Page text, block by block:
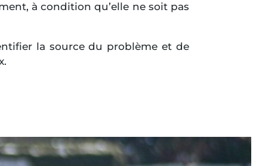
à condition qu’elle ne soit pas
la source du problème et de